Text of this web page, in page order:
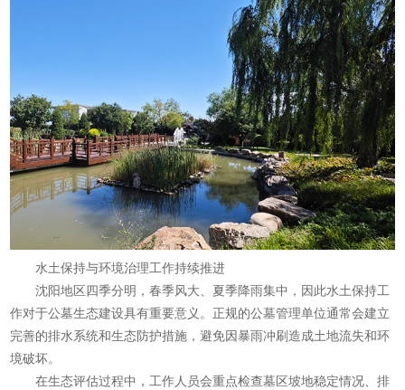
水土保持与环境治理工作持续推进
沈阳地区四季分明，春季风大、夏季降雨集中，因此水土保持工
作对于公墓生态建设具有重要意义。正规的公墓管理单位通常会建立
完善的排水系统和生态防护措施，避免因暴雨冲刷造成土地流失和环
境破坏。
在生态评估过程中，工作人员会重点检查墓区坡地稳定情况、排